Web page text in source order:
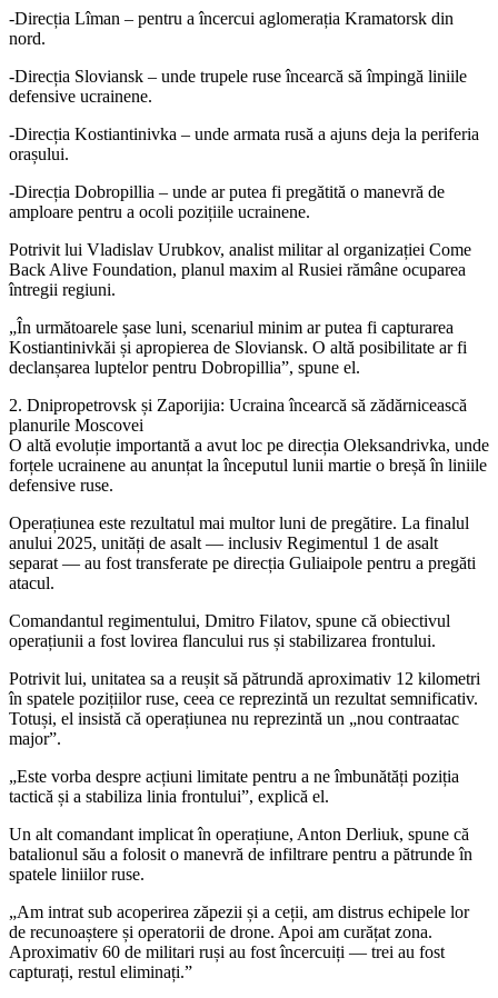
-Direcția Lîman – pentru a încercui aglomerația Kramatorsk din
nord.
-Direcția Sloviansk – unde trupele ruse încearcă să împingă liniile
defensive ucrainene.
-Direcția Kostiantinivka – unde armata rusă a ajuns deja la periferia
orașului.
-Direcția Dobropillia – unde ar putea fi pregătită o manevră de
amploare pentru a ocoli pozițiile ucrainene.
Potrivit lui Vladislav Urubkov, analist militar al organizației Come
Back Alive Foundation, planul maxim al Rusiei rămâne ocuparea
întregii regiuni.
„În următoarele șase luni, scenariul minim ar putea fi capturarea
Kostiantinivkăi și apropierea de Sloviansk. O altă posibilitate ar fi
declanșarea luptelor pentru Dobropillia”, spune el.
2. Dnipropetrovsk și Zaporijia: Ucraina încearcă să zădărnicească
planurile Moscovei
O altă evoluție importantă a avut loc pe direcția Oleksandrivka, unde
forțele ucrainene au anunțat la începutul lunii martie o breșă în liniile
defensive ruse.
Operațiunea este rezultatul mai multor luni de pregătire. La finalul
anului 2025, unități de asalt — inclusiv Regimentul 1 de asalt
separat — au fost transferate pe direcția Guliaipole pentru a pregăti
atacul.
Comandantul regimentului, Dmitro Filatov, spune că obiectivul
operațiunii a fost lovirea flancului rus și stabilizarea frontului.
Potrivit lui, unitatea sa a reușit să pătrundă aproximativ 12 kilometri
în spatele pozițiilor ruse, ceea ce reprezintă un rezultat semnificativ.
Totuși, el insistă că operațiunea nu reprezintă un „nou contraatac
major”.
„Este vorba despre acțiuni limitate pentru a ne îmbunătăți poziția
tactică și a stabiliza linia frontului”, explică el.
Un alt comandant implicat în operațiune, Anton Derliuk, spune că
batalionul său a folosit o manevră de infiltrare pentru a pătrunde în
spatele liniilor ruse.
„Am intrat sub acoperirea zăpezii și a ceții, am distrus echipele lor
de recunoaștere și operatorii de drone. Apoi am curățat zona.
Aproximativ 60 de militari ruși au fost încercuiți — trei au fost
capturați, restul eliminați.”